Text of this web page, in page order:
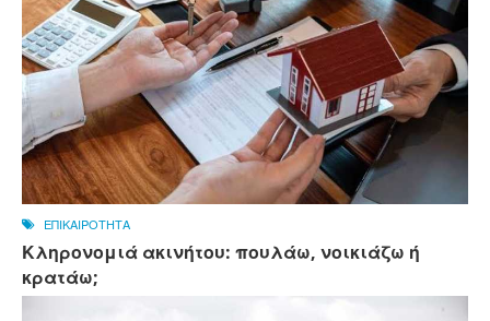
ΕΠΙΚΑΙΡΟΤΗΤΑ
Κληρονομιά ακινήτου: πουλάω, νοικιάζω ή
κρατάω;